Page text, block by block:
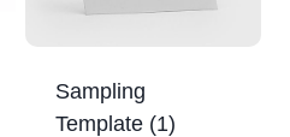
Sampling
Template (1)